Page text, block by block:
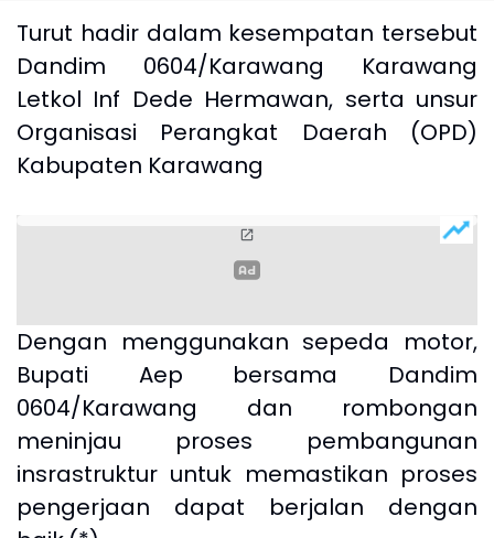
Turut hadir dalam kesempatan tersebut
Dandim 0604/Karawang Karawang
Letkol Inf Dede Hermawan, serta unsur
Organisasi Perangkat Daerah (OPD)
Kabupaten Karawang
Dengan menggunakan sepeda motor,
Bupati Aep bersama Dandim
0604/Karawang dan rombongan
meninjau proses pembangunan
insrastruktur untuk memastikan proses
pengerjaan dapat berjalan dengan